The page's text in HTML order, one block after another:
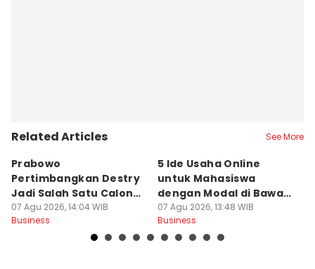
Related Articles See More
Prabowo
Pertimbangkan Destry
Jadi Salah Satu Calon
Gubernur BI
07 Agu 2026, 14:04 WIB
Business
5 Ide Usaha Online
untuk Mahasiswa
dengan Modal di Bawah
Rp500 Ribu
07 Agu 2026, 13:48 WIB
Business